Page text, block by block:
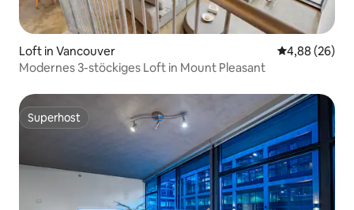
Loft in Vancouver
4,88 (26)
Modernes 3-stöckiges Loft in Mount Pleasant
Superhost
Superhost